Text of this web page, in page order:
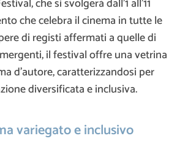
che si svolgerà dall’1 all’11
che celebra il cinema in tutte le
di registi affermati a quelle di
il festival offre una vetrina
d’autore, caratterizzandosi per
diversificata e inclusiva.
variegato e inclusivo